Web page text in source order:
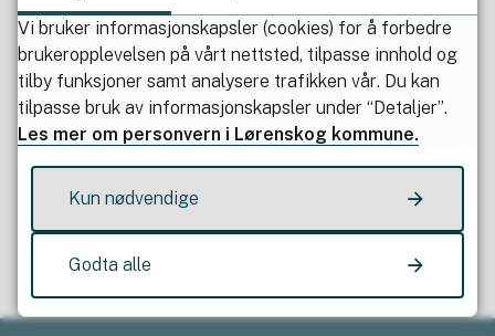
Fant du det du lette etter?
Ja Nei
Vi bruker informasjonskapsler (cookies) for å forbedre
brukeropplevelsen på vårt nettsted, tilpasse innhold og
tilby funksjoner samt analysere trafikken vår. Du kan
tilpasse bruk av informasjonskapsler under “Detaljer”.
Les mer om personvern i Lørenskog kommune.
Kun nødvendige
Godta alle